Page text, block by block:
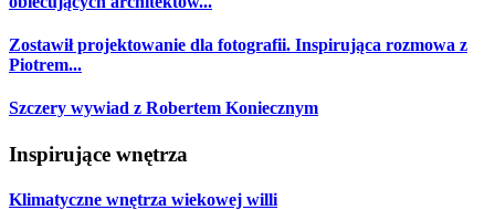
Zostawił projektowanie dla fotografii. Inspirująca rozmowa z
Piotrem...
Szczery wywiad z Robertem Koniecznym
Inspirujące wnętrza
Klimatyczne wnętrza wiekowej willi